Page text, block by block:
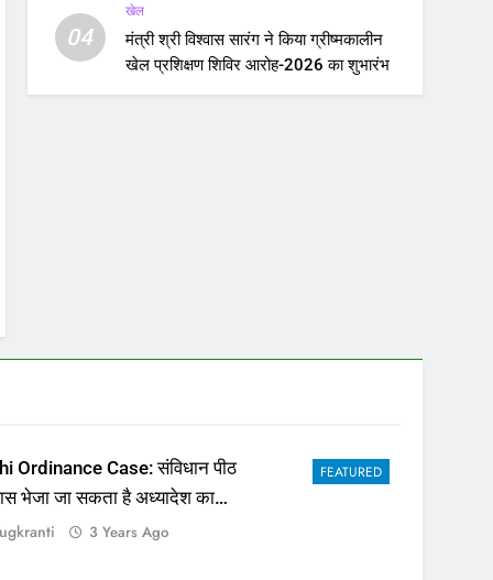
04
खेल
मंत्री श्री विश्वास सारंग ने किया ग्रीष्मकालीन
खेल प्रशिक्षण शिविर आरोह-2026 का शुभारंभ
FEATURED
Ordinance Case: संविधान पीठ
भेजा जा सकता है अध्यादेश का
3 Years Ago